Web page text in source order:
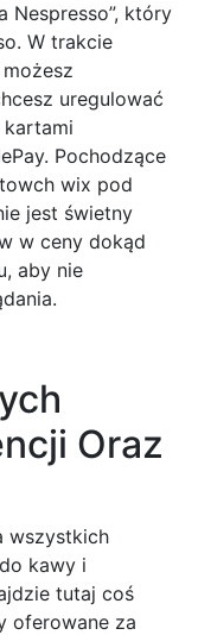
Nespresso”, który
W trakcie
uregulować
kartami
Pochodzące
wix pod
jest świetny
w ceny dokąd
aby nie
Oraz
wszystkich
kawy i
tutaj coś
oferowane za